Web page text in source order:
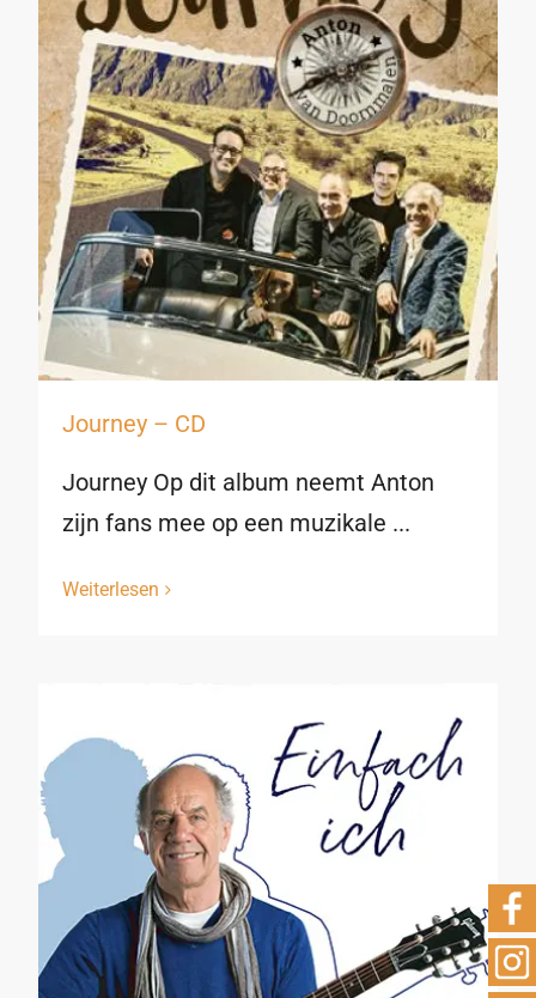
Journey – CD
Journey Op dit album neemt Anton
zijn fans mee op een muzikale ...
Weiterlesen